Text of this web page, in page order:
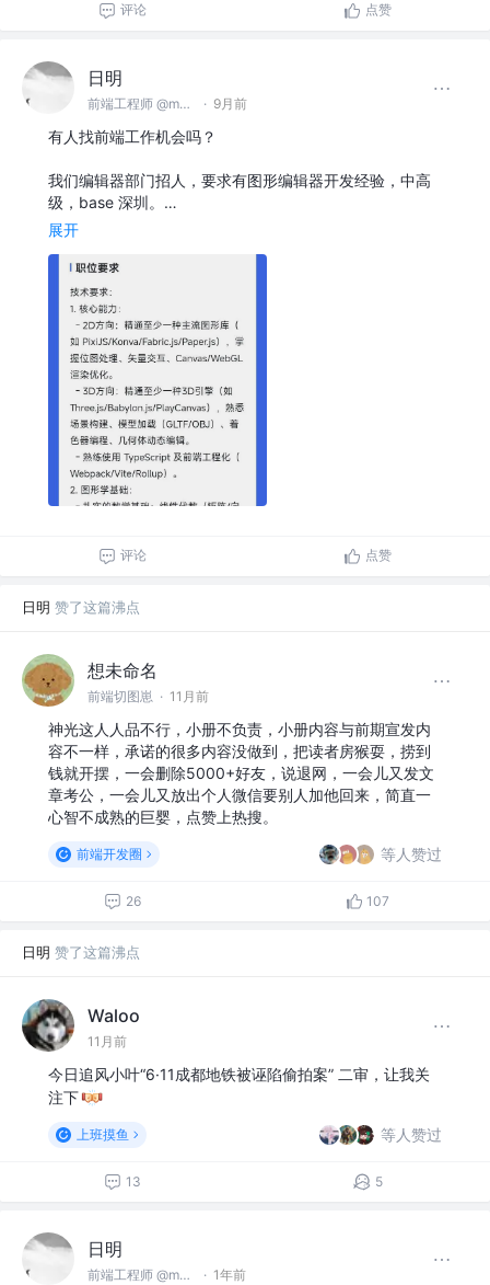
评论 点赞
日明
前端工程师 @makeblock · 9月前
有人找前端工作机会吗？
我们编辑器部门招人，要求有图形编辑器开发经验，中高
级，base 深圳。…
展开
评论 点赞
日明 赞了这篇沸点
想未命名
前端切图崽 · 11月前
神光这人人品不行，小册不负责，小册内容与前期宣发内
容不一样，承诺的很多内容没做到，把读者房猴耍，捞到
钱就开摆，一会删除5000+好友，说退网，一会儿又发文
章考公，一会儿又放出个人微信要别人加他回来，简直一
心智不成熟的巨婴，点赞上热搜。
前端开发圈 等人赞过
26 107
日明 赞了这篇沸点
Waloo
11月前
今日追风小叶“6·11成都地铁被诬陷偷拍案” 二审，让我关
注下
上班摸鱼 等人赞过
13 5
日明
前端工程师 @makeblock · 1年前